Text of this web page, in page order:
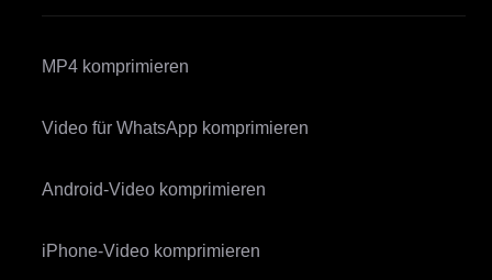
MP4 komprimieren
Video für WhatsApp komprimieren
Android-Video komprimieren
iPhone-Video komprimieren